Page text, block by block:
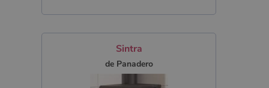
Sintra
de Panadero